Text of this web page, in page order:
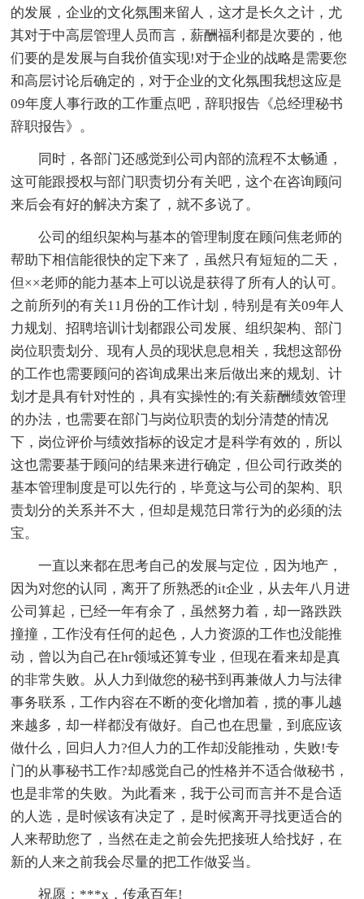
的发展，企业的文化氛围来留人，这才是长久之计，尤
其对于中高层管理人员而言，薪酬福利都是次要的，他
们要的是发展与自我价值实现!对于企业的战略是需要您
和高层讨论后确定的，对于企业的文化氛围我想这应是
09年度人事行政的工作重点吧，辞职报告《总经理秘书
辞职报告》。
同时，各部门还感觉到公司内部的流程不太畅通，
这可能跟授权与部门职责切分有关吧，这个在咨询顾问
来后会有好的解决方案了，就不多说了。
公司的组织架构与基本的管理制度在顾问焦老师的
帮助下相信能很快的定下来了，虽然只有短短的二天，
但××老师的能力基本上可以说是获得了所有人的认可。
之前所列的有关11月份的工作计划，特别是有关09年人
力规划、招聘培训计划都跟公司发展、组织架构、部门
岗位职责划分、现有人员的现状息息相关，我想这部份
的工作也需要顾问的咨询成果出来后做出来的规划、计
划才是具有针对性的，具有实操性的;有关薪酬绩效管理
的办法，也需要在部门与岗位职责的划分清楚的情况
下，岗位评价与绩效指标的设定才是科学有效的，所以
这也需要基于顾问的结果来进行确定，但公司行政类的
基本管理制度是可以先行的，毕竟这与公司的架构、职
责划分的关系并不大，但却是规范日常行为的必须的法
宝。
一直以来都在思考自己的发展与定位，因为地产，
因为对您的认同，离开了所熟悉的it企业，从去年八月进
公司算起，已经一年有余了，虽然努力着，却一路跌跌
撞撞，工作没有任何的起色，人力资源的工作也没能推
动，曾以为自己在hr领域还算专业，但现在看来却是真
的非常失败。从人力到做您的秘书到再兼做人力与法律
事务联系，工作内容在不断的变化增加着，揽的事儿越
来越多，却一样都没有做好。自己也在思量，到底应该
做什么，回归人力?但人力的工作却没能推动，失败!专
门的从事秘书工作?却感觉自己的性格并不适合做秘书，
也是非常的失败。为此看来，我于公司而言并不是合适
的人选，是时候该有决定了，是时候离开寻找更适合的
人来帮助您了，当然在走之前会先把接班人给找好，在
新的人来之前我会尽量的把工作做妥当。
祝愿：***x，传承百年!